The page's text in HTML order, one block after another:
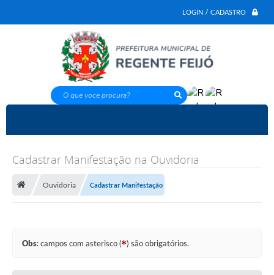
LOGIN / CADASTRO
O que voce procura?
Cadastrar Manifestação na Ouvidoria
Ouvidoria Cadastrar Manifestação
Obs: campos com asterisco ( ) são obrigatórios.